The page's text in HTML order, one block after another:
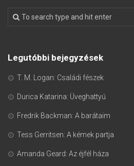
Legutóbbi bejegyzések
T. M. Logan: Családi fészek
Durica Katarina: Üveghattyú
Fredrik Backman: A barátaim
Tess Gerritsen: A kémek partja
Amanda Geard: Az éjfél háza